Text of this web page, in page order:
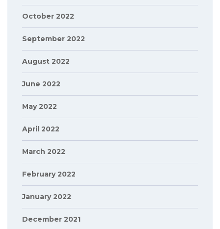
October 2022
September 2022
August 2022
June 2022
May 2022
April 2022
March 2022
February 2022
January 2022
December 2021